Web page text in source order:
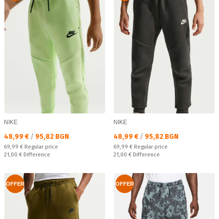
NIKE
Текуща цена:
48,99 € / 95,82 BGN
Regular price:
69,99 € Regular price
Спестявате:
21,00 € Difference
NIKE
Текуща цена:
48,99 € / 95,82 BGN
Regular price:
69,99 € Regular price
Спестявате:
21,00 € Difference
OFFER OFFER